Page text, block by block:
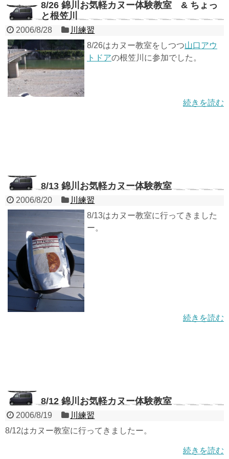
8/26 錦川お気軽カヌー体験教室 & ちょっ
と根笠川
2006/8/28
川練習
8/26はカヌー教室をしつつ山口アウ
トドアの根笠川に参加でした。
続きを読む
8/13 錦川お気軽カヌー体験教室
2006/8/20
川練習
8/13はカヌー教室に行ってきました
ー。
続きを読む
8/12 錦川お気軽カヌー体験教室
2006/8/19
川練習
8/12はカヌー教室に行ってきましたー。
続きを読む